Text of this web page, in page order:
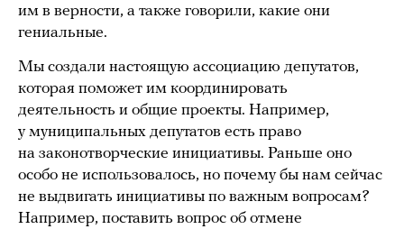
им в верности, а также говорили, какие они
гениальные.
Мы создали настоящую ассоциацию депутатов,
которая поможет им координировать
деятельность и общие проекты. Например,
у муниципальных депутатов есть право
на законотворческие инициативы. Раньше оно
особо не использовалось, но почему бы нам сейчас
не выдвигать инициативы по важным вопросам?
Например, поставить вопрос об отмене